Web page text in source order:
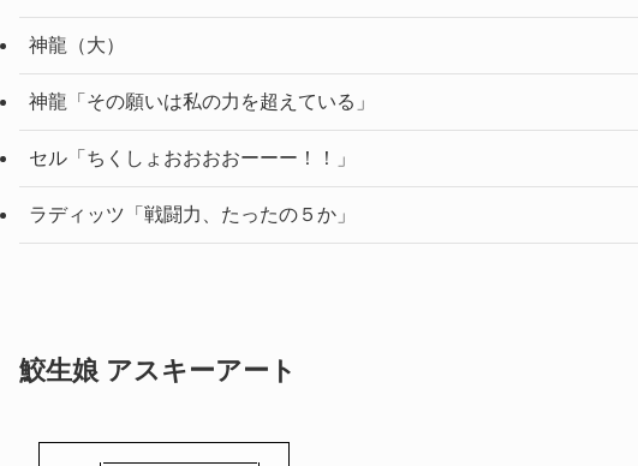
神龍（大）
神龍「その願いは私の力を超えている」
セル「ちくしょおおおおーーー！！」
ラディッツ「戦闘力、たったの５か」
鮫生娘 アスキーアート